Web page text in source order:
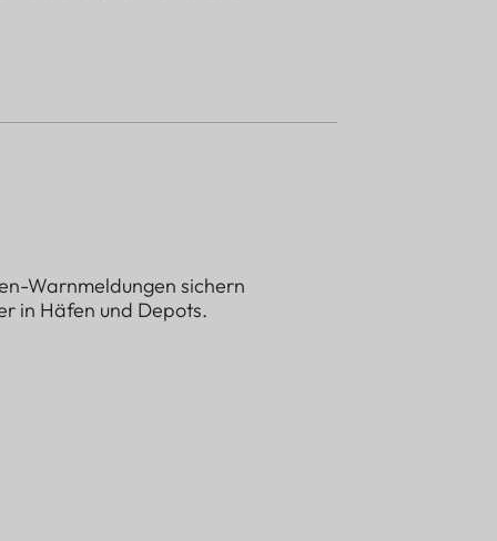
Warnmeldungen sichern
in Häfen und Depots.